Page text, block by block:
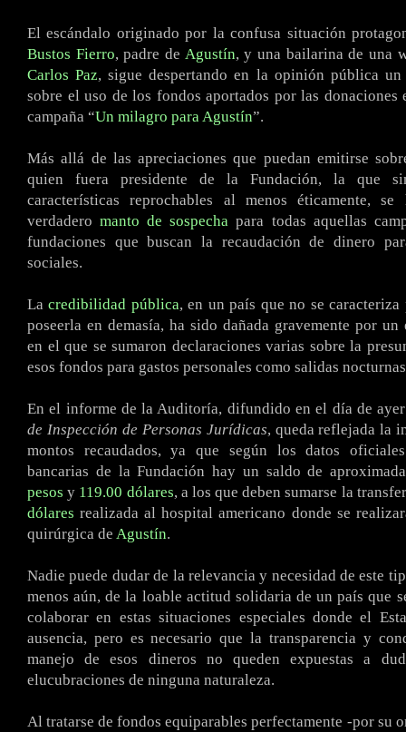
El escándalo originado por la confusa situación
Bustos Fierro, padre de Agustín, y una bailarina de una
Carlos Paz, sigue despertando en la opinión pública un
sobre el uso de los fondos aportados por las donaciones
campaña “Un milagro para Agustín”.
Más allá de las apreciaciones que puedan emitirse
quien fuera presidente de la Fundación, la que
características reprochables al menos éticamente,
verdaderomanto de sospecha para todas aquellas
fundaciones que buscan la recaudación de dinero
sociales.
Lacredibilidad pública, en un país que no se caracteriza
poseerla en demasía, ha sido dañada gravemente por
en el que se sumaron declaraciones varias sobre la
esos fondos para gastos personales como salidas
En el informe de la Auditoría, difundido en el día de
de Inspección de Personas Jurídicas, queda reflejada la
montos recaudados, ya que según los datos
bancarias de la Fundación hay un saldo de
pesos y 119.00 dólares, a los que deben sumarse la
dólares realizada al hospital americano donde se
quirúrgica de Agustín.
Nadie puede dudar de la relevancia y necesidad de este
menos aún, de la loable actitud solidaria de un país que
colaborar en estas situaciones especiales donde el
ausencia, pero es necesario que la transparencia y
manejo de esos dineros no queden expuestas a
elucubraciones de ninguna naturaleza.
Al tratarse de fondos equiparables perfectamente -por su